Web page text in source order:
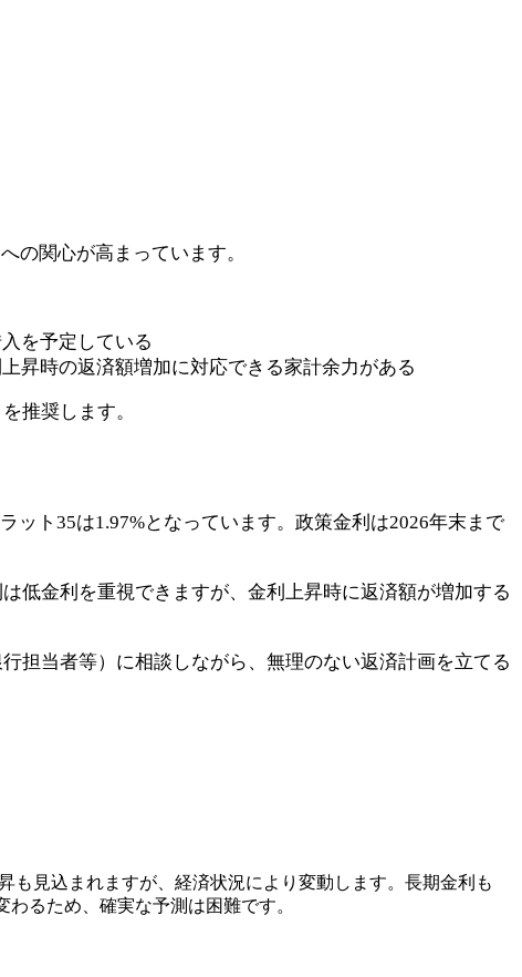
の関心が高まっています。
を予定している
昇時の返済額増加に対応できる家計余力がある
推奨します。
ット35は1.97%となっています。政策金利は2026年末まで
低金利を重視できますが、金利上昇時に返済額が増加する
担当者等）に相談しながら、無理のない返済計画を立てる
も見込まれますが、経済状況により変動します。長期金利も
るため、確実な予測は困難です。